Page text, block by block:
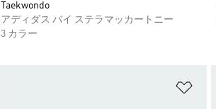
Taekwondo
アディダス バイ ステラマッカートニー
3 カラー